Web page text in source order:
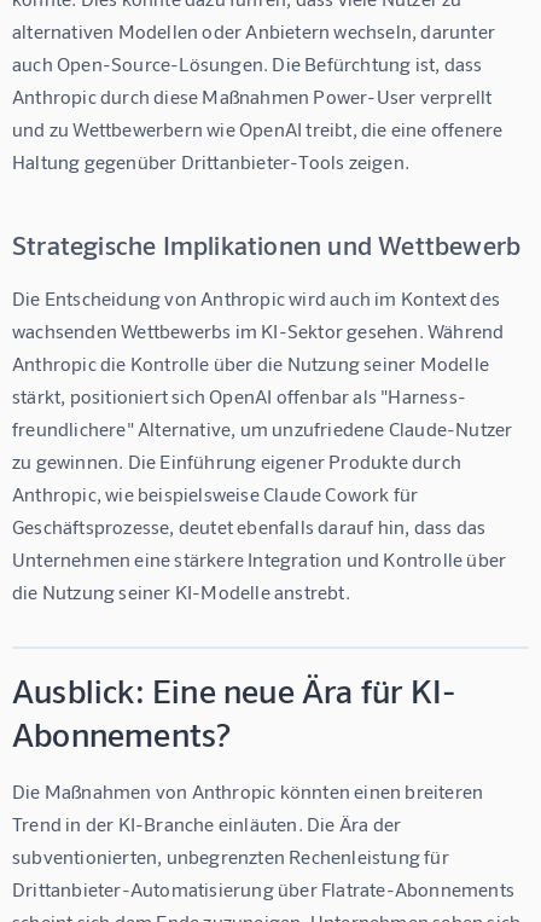
alternativen Modellen oder Anbietern wechseln, darunter
auch Open-Source-Lösungen. Die Befürchtung ist, dass
Anthropic durch diese Maßnahmen Power-User verprellt
und zu Wettbewerbern wie OpenAI treibt, die eine offenere
Haltung gegenüber Drittanbieter-Tools zeigen.
Strategische Implikationen und Wettbewerb
Die Entscheidung von Anthropic wird auch im Kontext des
wachsenden Wettbewerbs im KI-Sektor gesehen. Während
Anthropic die Kontrolle über die Nutzung seiner Modelle
stärkt, positioniert sich OpenAI offenbar als "Harness-
freundlichere" Alternative, um unzufriedene Claude-Nutzer
zu gewinnen. Die Einführung eigener Produkte durch
Anthropic, wie beispielsweise Claude Cowork für
Geschäftsprozesse, deutet ebenfalls darauf hin, dass das
Unternehmen eine stärkere Integration und Kontrolle über
die Nutzung seiner KI-Modelle anstrebt.
Ausblick: Eine neue Ära für KI-
Abonnements?
Die Maßnahmen von Anthropic könnten einen breiteren
Trend in der KI-Branche einläuten. Die Ära der
subventionierten, unbegrenzten Rechenleistung für
Drittanbieter-Automatisierung über Flatrate-Abonnements